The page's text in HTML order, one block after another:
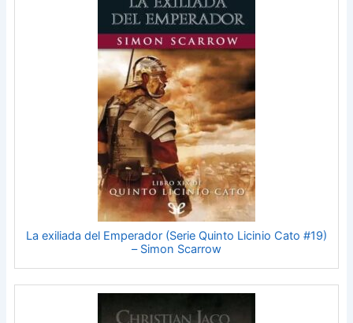
La exiliada del Emperador (Serie Quinto Licinio Cato #19)
– Simon Scarrow